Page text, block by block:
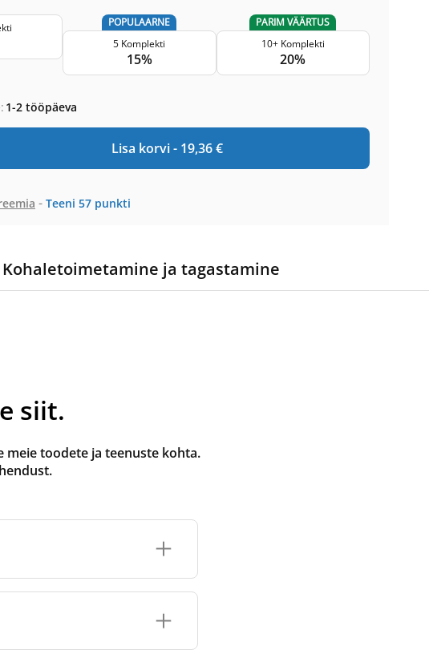
POPULAARNE
5 Komplekti
15%
PARIM VÄÄRTUS
10+ Komplekti
20%
1-2 tööpäeva
Lisa korvi - 19,36€
- Teeni 57 punkti
Kohaletoimetamine ja tagastamine
siit.
meie toodete ja teenuste kohta.
kindlatele tootmis- ja